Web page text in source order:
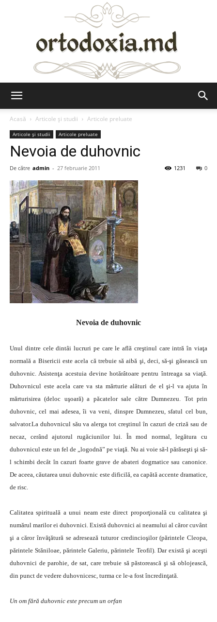
Acasă
Articole şi studii Articole preluate
Articole şi studii Articole preluate
Nevoia de duhovnic
De către admin - 27 februarie 2011 0
1231
Nevoia de duhovnic
Unul dintre cele dintâi lucruri pe care le află creştinul care intră în viaţa
normală a Bisericii este acela că trebuie să aibă şi, deci, să-şi găsească un
duhovnic. Asistenţa acestuia devine hotărâtoare pentru întreaga sa viaţă.
Duhovnicul este acela care va sta mărturie alături de el şi-l va ajuta în
mărturisirea (deloc uşoară) a păcatelor sale către Dumnezeu. Tot prin
duhovnic, cel mai adesea, îi va veni, dinspre Dumnezeu, sfatul cel bun,
salvator.La duhovnicul său va alerga tot creştinul în cazuri de criză sau de
necaz, cerând ajutorul rugăciunilor lui. În mod normal, legătura cu
duhovnicul este un fel de „logodnă” pe viaţă. Nu ai voie să-l părăseşti şi să-
l schimbi decât în cazuri foarte grave de abateri dogmatice sau canonice.
De aceea, căutarea unui duhovnic este dificilă, ea capătă accente dramatice,
de risc.
Calitatea spirituală a unui neam este direct proporţională cu calitatea şi
numărul marilor ei duhovnici. Există duhovnici ai neamului al căror cuvânt
şi a căror învăţătură se adresează tuturor credincioşilor (părintele Cleopa,
părintele Stăniloae, părintele Galeriu, părintele Teofil). Dar există şi aceşti
duhovnici de parohie, de sat, care trebuie să păstorească şi să oblojească,
din punct de vedere duhovnicesc, turma ce le-a fost încredinţată.
Un om fără duhovnic este precum un orfan